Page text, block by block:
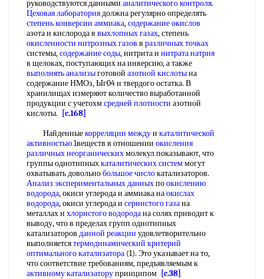
руководствуются данными аналитического контроля.
Цеховая лабораториядолжна регулярно определять
степень конверсии аммиака,содержание окислов
азота и кислорода в выхлопных газах, степень
окисленности нитрозных газов в различных точках
системы,содержание соды, нитрита и нитрата натрия
в щелоках, поступающих на инверсию, а также
выполнять анализыготовой азотной кислотына
содержание НМОз, Ыг04 и твердого остатка. В
хранилищах измеряют количество выработанной
продукции с учетохмсредней плотности азотной
кислоты.
[c.168]
Найденныекорреляции междуи каталитической
активностью1веществ в отношении окисления
различных неорганическихмолекул показывают, что
группы однотипныхкаталитических системмогут
охватывать довольнобольшое числокатализаторов.
Анализ экспериментальных данныхпоокислению
водорода, окиси углерода и аммиака наокислах
водорода, окиси углерода и сернистого газана
металлах и хлористого водородана солях приводит к
выводу, что в пределах групп однотипных
катализаторов данной реакции удовлетворительно
выполняетсятермодинамический критерий
оптимального катализатора (1). Это указывает на то,
что соответствие требованиям, предъявляемым к
активному катализаторупринципом [c.38]